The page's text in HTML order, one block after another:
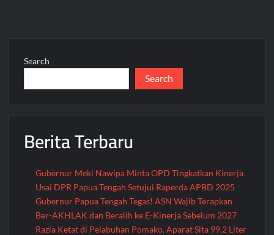
Bumi
Program
Presiden
Prabowo
Search
Search
Berita Terbaru
Gubernur Meki Nawipa Minta OPD Tingkatkan Kinerja
Usai DPR Papua Tengah Setujui Raperda APBD 2025
Gubernur Papua Tengah Tegas! ASN Wajib Terapkan
Ber-AKHLAK dan Beralih ke E-Kinerja Sebelum 2027
Razia Ketat di Pelabuhan Pomako, Aparat Sita 99,2 Liter